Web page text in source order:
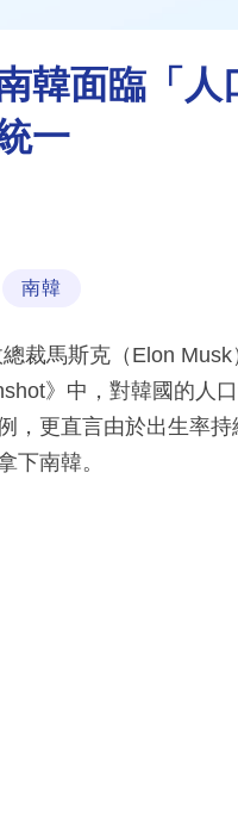
韓面臨「
一
南韓
總裁馬斯克（Elon
》中，對韓國的人
，更直言由於出生率
下南韓。